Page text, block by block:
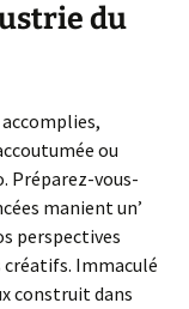
du
ou
Préparez-vous-
manient un’
perspectives
Immaculé
construit dans